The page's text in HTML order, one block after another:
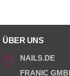
ÜBER UNS
NAILS.DE
FRANIC